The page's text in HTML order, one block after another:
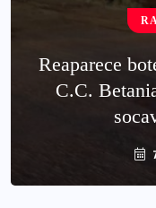
Reaparece
C.C.